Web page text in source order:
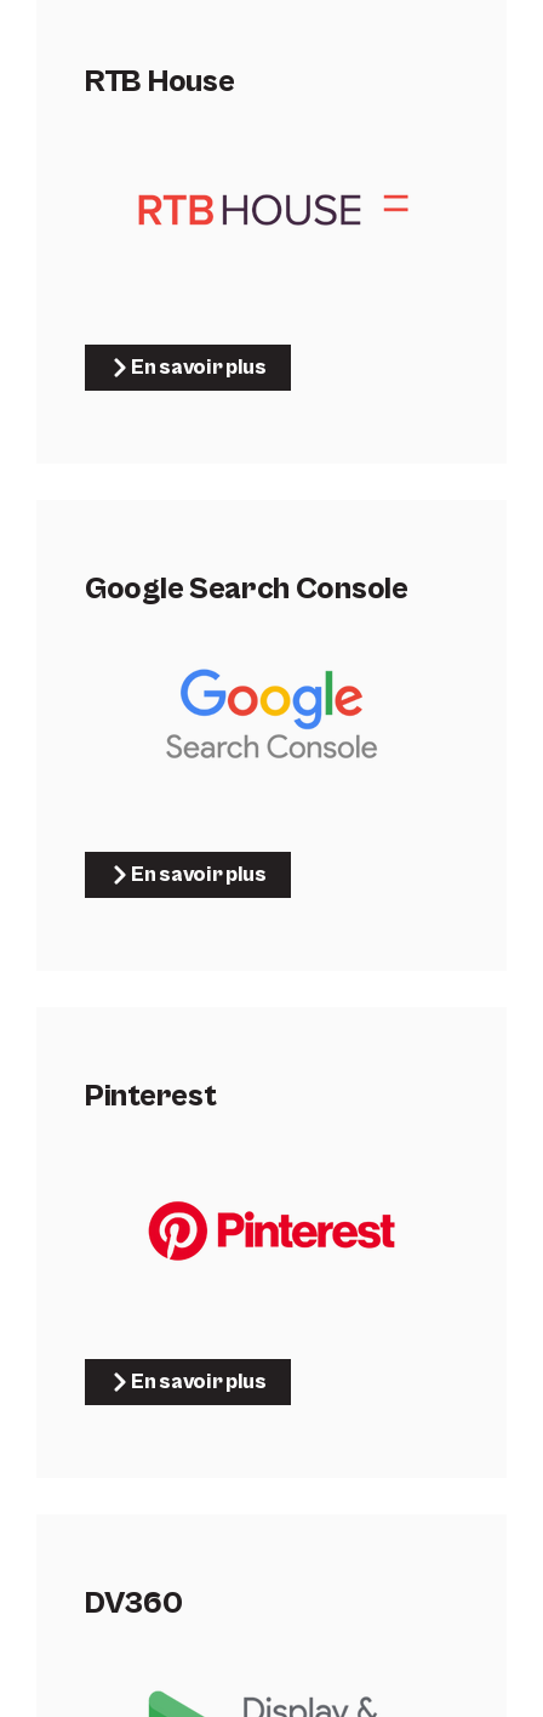
RTB House
En savoir plus
Google Search Console
En savoir plus
Pinterest
En savoir plus
DV360